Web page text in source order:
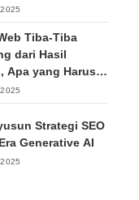
Tiba-Tiba
dari Hasil
Apa yang Harus
Strategi SEO
Generative AI